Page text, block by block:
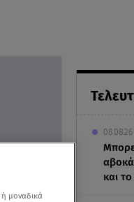
και
μοναδικά